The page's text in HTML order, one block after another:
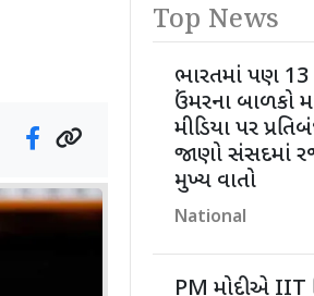
Top News
ભારતમાં પણ
ઉંમરના બાળકો
મીડિયા પર
જાણો સંસદમાં
મુખ્ય વાતો
National
PM મોદીએ IIT